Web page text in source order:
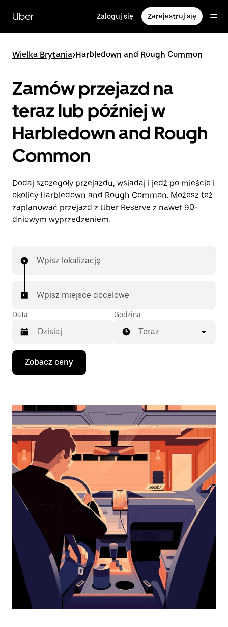
głównej
zawartości
Uber Zaloguj się Zarejestruj się
Wielka Brytania>Harbledown and Rough Common
Zamów przejazd na
teraz lub później w
Harbledown and Rough
Common
Dodaj szczegóły przejazdu, wsiadaj i jedź po mieście i
okolicy Harbledown and Rough Common. Możesz też
zaplanować przejazd z Uber Reserve z nawet 90-
dniowym wyprzedzeniem.
Wpisz lokalizację
Wpisz miejsce docelowe
Data
Naciśnij
klawisz
strzałki
do
i wybrać
datę.
Naciśnij
klawisz
„Escape”,
aby
zamknąć
kalendarz.
Godzina
Teraz
Zobacz ceny